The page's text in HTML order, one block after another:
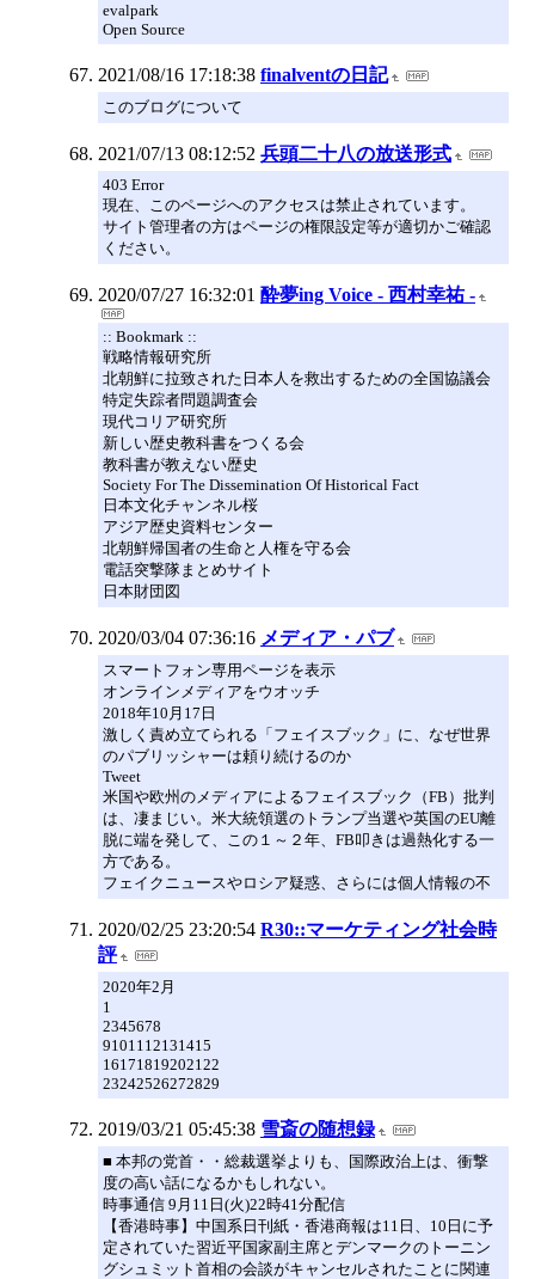
evalpark
Open Source
2021/08/16 17:18:38 finalventの日記
このブログについて
2021/07/13 08:12:52 兵頭二十八の放送形式
403 Error
現在、このページへのアクセスは禁止されています。
サイト管理者の方はページの権限設定等が適切かご確認
ください。
2020/07/27 16:32:01 酔夢ing Voice - 西村幸祐 -
:: Bookmark ::
戦略情報研究所
北朝鮮に拉致された日本人を救出するための全国協議会
特定失踪者問題調査会
現代コリア研究所
新しい歴史教科書をつくる会
教科書が教えない歴史
Society For The Dissemination Of Historical Fact
日本文化チャンネル桜
アジア歴史資料センター
北朝鮮帰国者の生命と人権を守る会
電話突撃隊まとめサイト
日本財団図
2020/03/04 07:36:16 メディア・パブ
スマートフォン専用ページを表示
オンラインメディアをウオッチ
2018年10月17日
激しく責め立てられる「フェイスブック」に、なぜ世界
のパブリッシャーは頼り続けるのか
Tweet
米国や欧州のメディアによるフェイスブック（FB）批判
は、凄まじい。米大統領選のトランプ当選や英国のEU離
脱に端を発して、この１～２年、FB叩きは過熱化する一
方である。
フェイクニュースやロシア疑惑、さらには個人情報の不
2020/02/25 23:20:54 R30::マーケティング社会時
評
2020年2月
1
2345678
9101112131415
16171819202122
23242526272829
2019/03/21 05:45:38 雪斎の随想録
■ 本邦の党首・・総裁選挙よりも、国際政治上は、衝撃
度の高い話になるかもしれない。
時事通信 9月11日(火)22時41分配信
【香港時事】中国系日刊紙・香港商報は11日、10日に予
定されていた習近平国家副主席とデンマークのトーニン
グシュミット首相の会談がキャンセルされたことに関連